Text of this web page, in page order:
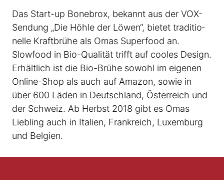
Das Start-up Bonebrox, bekannt aus der VOX-
Sendung „Die Höhle der Löwen“, bietet tradi­ti­o­
nelle Kraftbrühe als Omas Superfood an.
Slowfood in Bio-Qualität trifft auf cooles Design.
Erhältlich ist die Bio-Brühe sowohl im eigenen
Online-Shop als auch auf Amazon, sowie in
über 600 Läden in Deutschland, Österreich und
der Schweiz. Ab Herbst 2018 gibt es Omas
Liebling auch in Italien, Frankreich, Luxemburg
und Belgien.